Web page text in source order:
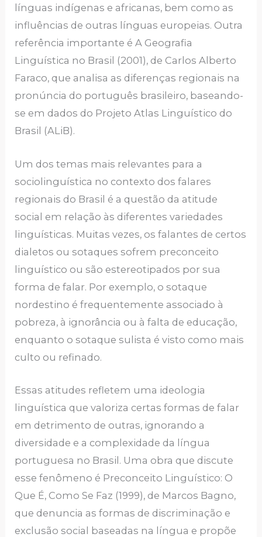
línguas indígenas e africanas, bem como as
influências de outras línguas europeias. Outra
referência importante é A Geografia
Linguística no Brasil (2001), de Carlos Alberto
Faraco, que analisa as diferenças regionais na
pronúncia do português brasileiro, baseando-
se em dados do Projeto Atlas Linguístico do
Brasil (ALiB).
Um dos temas mais relevantes para a
sociolinguística no contexto dos falares
regionais do Brasil é a questão da atitude
social em relação às diferentes variedades
linguísticas. Muitas vezes, os falantes de certos
dialetos ou sotaques sofrem preconceito
linguístico ou são estereotipados por sua
forma de falar. Por exemplo, o sotaque
nordestino é frequentemente associado à
pobreza, à ignorância ou à falta de educação,
enquanto o sotaque sulista é visto como mais
culto ou refinado.
Essas atitudes refletem uma ideologia
linguística que valoriza certas formas de falar
em detrimento de outras, ignorando a
diversidade e a complexidade da língua
portuguesa no Brasil. Uma obra que discute
esse fenômeno é Preconceito Linguístico: O
Que É, Como Se Faz (1999), de Marcos Bagno,
que denuncia as formas de discriminação e
exclusão social baseadas na língua e propõe